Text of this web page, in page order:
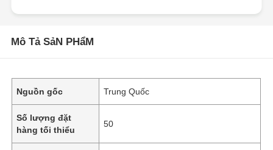
Mô Tả SảN PHẩM
Nguồn gốc Trung Quốc
Số lượng đặt
hàng tối thiểu
50